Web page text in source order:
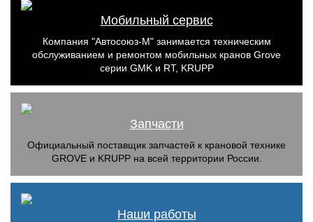
Мобильный сервис
Компания "Автосоюз-М" занимается техническим
обслуживанием и ремонтом мобильных кранов Grove
серии GMK и RT, KRUPP
Запчасти
Официальный поставщик запчастей к крановой технике
GROVE и KRUPP на всей территории России.
Наши работы